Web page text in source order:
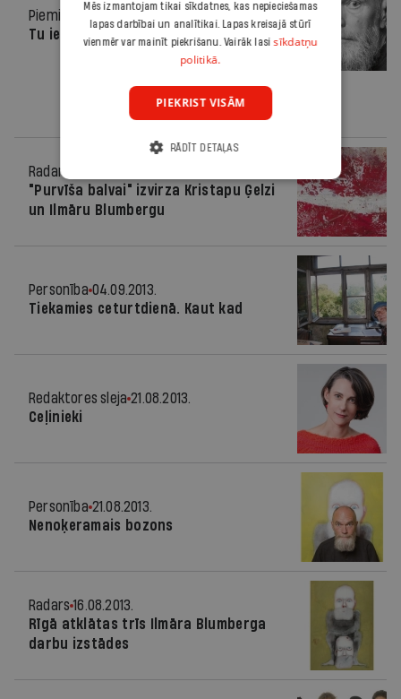
Piemiņa
24.02.2016.
Tu iespēji
Radars
"Purvīša balvai" izvirza Kristapu Ģelzi
un Ilmāru Blumbergu
Personība 04.09.2013.
Tiekamies ceturtdienā. Kaut kad
Redaktores sleja 21.08.2013.
Ceļinieki
Personība 21.08.2013.
Nenoķeramais bozons
Radars 16.08.2013.
Rīgā atklātas trīs Ilmāra Blumberga
darbu izstādes
Mēs izmantojam tikai sīkdatnes, kas nepieciešamas
lapas darbībai un analītikai. Lapas kreisajā stūrī
vienmēr var mainīt piekrišanu. Vairāk lasisīkdatņu
politikā.
PIEKRIST VISĀM
RĀDĪT DETAĻAS